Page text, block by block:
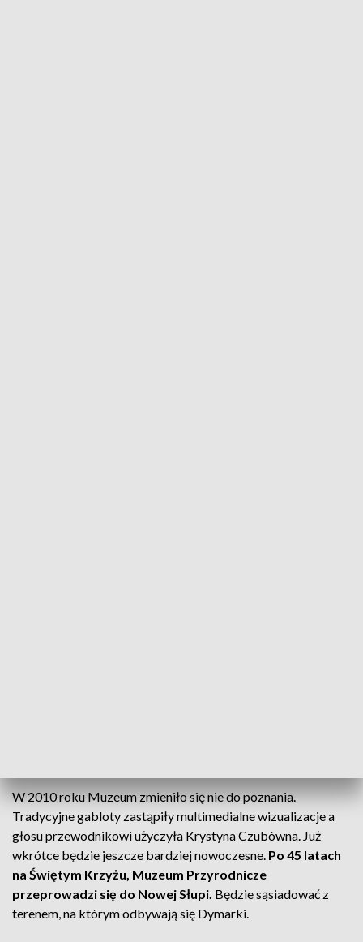
W 2010 roku Muzeum zmieniło się nie do poznania.
Tradycyjne gabloty zastąpiły multimedialne wizualizacje a
głosu przewodnikowi użyczyła Krystyna Czubówna. Już
wkrótce będzie jeszcze bardziej nowoczesne. Po 45 latach
na Świętym Krzyżu, Muzeum Przyrodnicze
przeprowadzi się do Nowej Słupi. Będzie sąsiadować z
terenem, na którym odbywają się Dymarki.